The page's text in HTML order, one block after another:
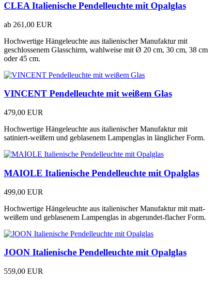
CLEA Italienische Pendelleuchte mit Opalglas
ab 261,00 EUR
Hochwertige Hängeleuchte aus italienischer Manufaktur mit
geschlossenem Glasschirm, wahlweise mit Ø 20 cm, 30 cm, 38 cm
oder 45 cm.
VINCENT Pendelleuchte mit weißem Glas
479,00 EUR
Hochwertige Hängeleuchte aus italienischer Manufaktur mit
satiniert-weißem und geblasenem Lampenglas in länglicher Form.
MAIOLE Italienische Pendelleuchte mit Opalglas
499,00 EUR
Hochwertige Hängeleuchte aus italienischer Manufaktur mit matt-
weißem und geblasenem Lampenglas in abgerundet-flacher Form.
JOON Italienische Pendelleuchte mit Opalglas
559,00 EUR